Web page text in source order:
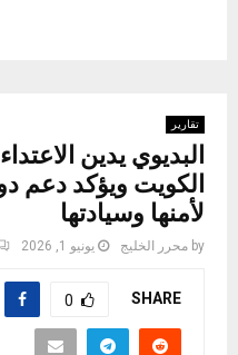
تقارير
البديوي يدين
الكويت ويؤكد دعم
لأمنها وسيادتها
by محرر الخليج يونيو 1, 2026
SHARE
0